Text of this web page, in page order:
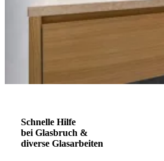
Schnelle Hilfe
bei Glasbruch &
diverse Glasarbeiten